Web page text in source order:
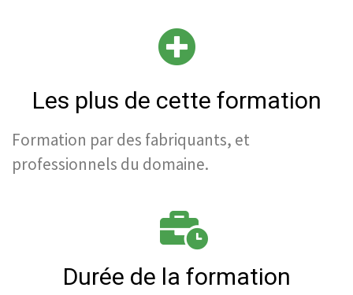
Les plus de cette formation
Formation par des fabriquants, et
professionnels du domaine.
Durée de la formation